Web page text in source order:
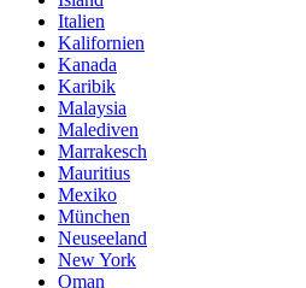
Italien
Kalifornien
Kanada
Karibik
Malaysia
Malediven
Marrakesch
Mauritius
Mexiko
München
Neuseeland
New York
Oman